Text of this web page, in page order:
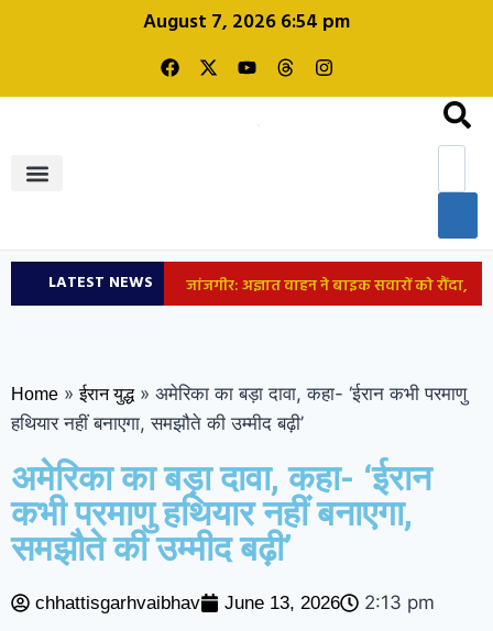
August 7, 2026 6:54 pm
LATEST NEWS
जांजगीर: अज्ञात वाहन ने बाइक सवारों को रौंदा,
कांग्रेस ने सांसदों को जारी किया व्हिप; तीन दिन
तक सदन में मौजूद रहने के निर्देश; FCRA बिल पर
घमासान के आसार
महीनों पहले हुई NEET
पेपर लीक साजिश, पेपर तैयार करते समय सवाल याद
कर लेते थे NTA एक्सपर्ट्स; 94 पेज की चार्जशीट में
सीबीआई का दावा
पटना: युवक की मौत पर
Home » ईरान युद्ध » अमेरिका का बड़ा दावा, कहा- ‘ईरान कभी परमाणु
हथियार नहीं बनाएगा, समझौते की उम्मीद बढ़ी’
अमेरिका का बड़ा दावा, कहा- ‘ईरान
कभी परमाणु हथियार नहीं बनाएगा,
समझौते की उम्मीद बढ़ी’
chhattisgarhvaibhav June 13, 2026 2:13 pm